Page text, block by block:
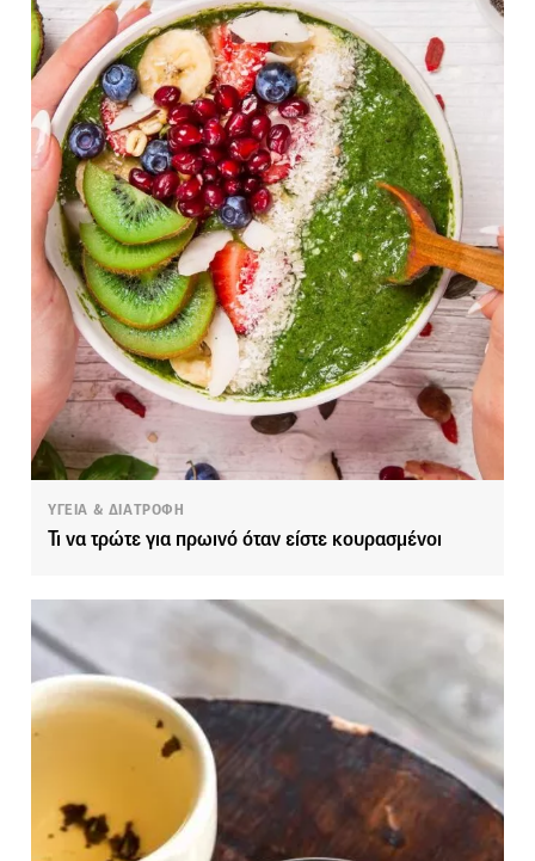
ΥΓΕΙΑ & ΔΙΑΤΡΟΦΗ
Τι να τρώτε για πρωινό όταν είστε κουρασμένοι